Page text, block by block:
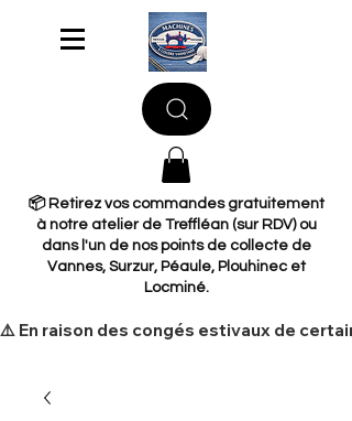
📦 Retirez vos commandes gratuitement
à notre atelier de Treffléan (sur RDV) ou
dans l'un de nos points de collecte de
Vannes, Surzur, Péaule, Plouhinec et
Locminé.
​⚠️ En raison des congés estivaux de